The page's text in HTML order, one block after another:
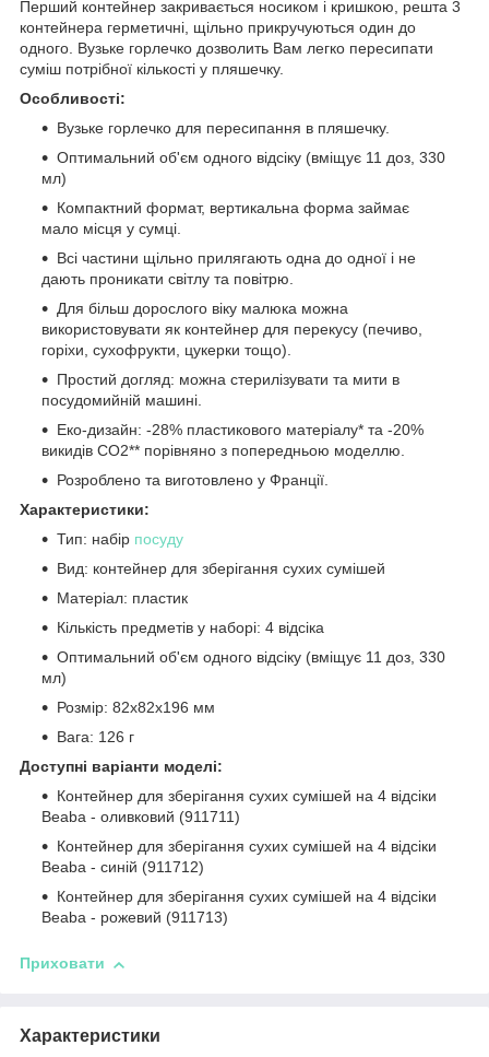
Перший контейнер закривається носиком і кришкою, решта 3
контейнера герметичні, щільно прикручуються один до
одного. Вузьке горлечко дозволить Вам легко пересипати
суміш потрібної кількості у пляшечку.
Особливості:
Вузьке горлечко для пересипання в пляшечку.
Оптимальний об'єм одного відсіку (вміщує 11 доз, 330
мл)
Компактний формат, вертикальна форма займає
мало місця у сумці.
Всі частини щільно прилягають одна до одної і не
дають проникати світлу та повітрю.
Для більш дорослого віку малюка можна
використовувати як контейнер для перекусу (печиво,
горіхи, сухофрукти, цукерки тощо).
Простий догляд: можна стерилізувати та мити в
посудомийній машині.
Еко-дизайн: -28% пластикового матеріалу* та -20%
викидів CO2** порівняно з попередньою моделлю.
Розроблено та виготовлено у Франції.
Характеристики:
Тип: набір посуду
Вид: контейнер для зберігання сухих сумішей
Матеріал: пластик
Кількість предметів у наборі: 4 відсіка
Оптимальний об'єм одного відсіку (вміщує 11 доз, 330
мл)
Розмір: 82x82x196 мм
Вага: 126 г
Доступні варіанти моделі:
Контейнер для зберігання сухих сумішей на 4 відсіки
Beaba - оливковий (911711)
Контейнер для зберігання сухих сумішей на 4 відсіки
Beaba - синій (911712)
Контейнер для зберігання сухих сумішей на 4 відсіки
Beaba - рожевий (911713)
Приховати
Характеристики